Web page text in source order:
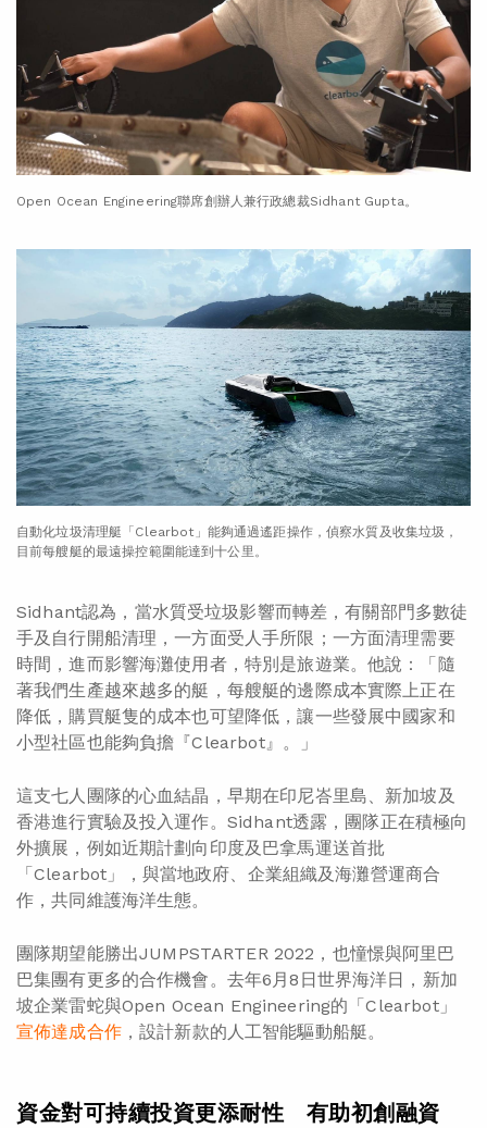
Open Ocean Engineering聯席創辦人兼行政總裁Sidhant Gupta。
自動化垃圾清理艇「Clearbot」能夠通過遙距操作，偵察水質及收集垃圾，
目前每艘艇的最遠操控範圍能達到十公里。
Sidhant認為，當水質受垃圾影響而轉差，有關部門多數徒
手及自行開船清理，一方面受人手所限；一方面清理需要
時間，進而影響海灘使用者，特別是旅遊業。他說：「隨
著我們生產越來越多的艇，每艘艇的邊際成本實際上正在
降低，購買艇隻的成本也可望降低，讓一些發展中國家和
小型社區也能夠負擔『Clearbot』。」
這支七人團隊的心血結晶，早期在印尼峇里島、新加坡及
香港進行實驗及投入運作。Sidhant透露，團隊正在積極向
外擴展，例如近期計劃向印度及巴拿馬運送首批
「Clearbot」，與當地政府、企業組織及海灘營運商合
作，共同維護海洋生態。
團隊期望能勝出JUMPSTARTER 2022，也憧憬與阿里巴
巴集團有更多的合作機會。去年6月8日世界海洋日，新加
坡企業雷蛇與Open Ocean Engineering的「Clearbot」
宣佈達成合作，設計新款的人工智能驅動船艇。
資金對可持續投資更添耐性 有助初創融資